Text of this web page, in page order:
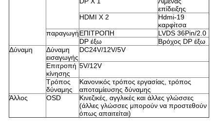
επίδειξης
HDMI Χ 2
Hdmi-19
καρφίτσα
παραγωγήΕΠΙΤΡΟΠΗ
LVDS 36Pin/2.0
DP έξω
Βρόχος DP έξω
Δύναμη
Δύναμη
εισαγωγής
DC24V/12V/5V
Επιτροπή
κίνησης
5V/12V
Τρόπος
δύναμης
Κανονικός τρόπος εργασίας, τρόπος
αποταμίευσης δύναμης
Άλλος
OSD
Κινεζικές, αγγλικές και άλλες γλώσσες
(άλλες γλώσσες μπορούν να προστεθούν
όπως απαιτείται)